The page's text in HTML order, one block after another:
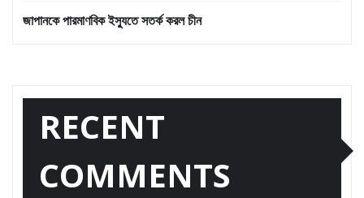
জাপানকে পারমাণবিক ইস্যুতে সতর্ক করল চীন
RECENT
COMMENTS